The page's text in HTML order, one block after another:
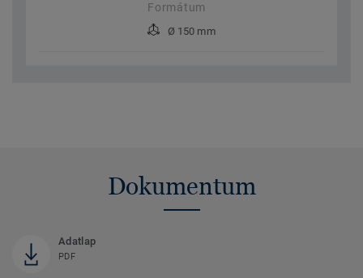
Formátum
Ø 150 mm
Dokumentum
Adatlap
PDF